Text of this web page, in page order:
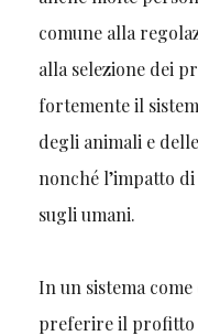
comune alla
alla selezione dei
fortemente il
degli animali e
nonché l’impatto
sugli umani.
In un sistema
preferire il profitto